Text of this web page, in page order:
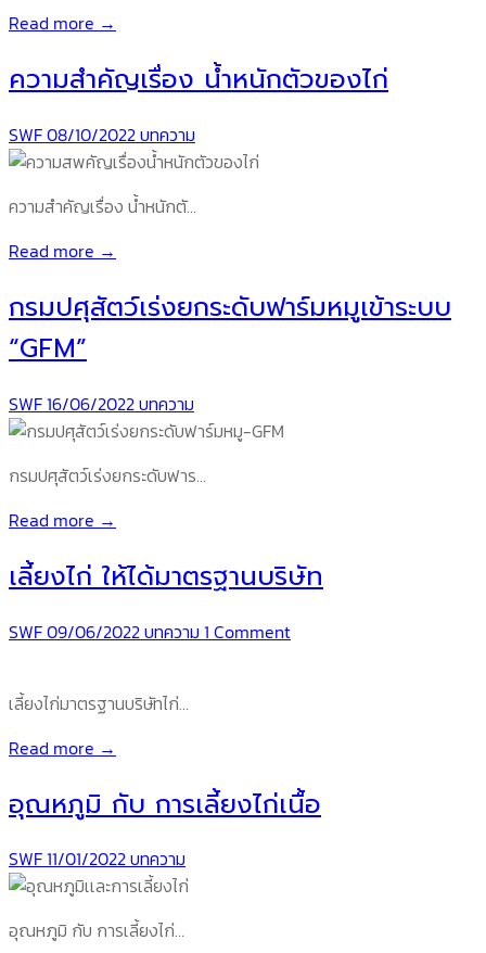
Read more →
ความสำคัญเรื่อง น้ำหนักตัวของไก่
SWF08/10/2022บทความ
ความสำคัญเรื่อง น้ำหนักตั…
Read more →
กรมปศุสัตว์เร่งยกระดับฟาร์มหมูเข้าระบบ
“GFM”
SWF16/06/2022บทความ
กรมปศุสัตว์เร่งยกระดับฟาร…
Read more →
เลี้ยงไก่ ให้ได้มาตรฐานบริษัท
SWF09/06/2022บทความ 1 Comment
เลี้ยงไก่มาตรฐานบริษัทไก่…
Read more →
อุณหภูมิ กับ การเลี้ยงไก่เนื้อ
SWF11/01/2022บทความ
อุณหภูมิ กับ การเลี้ยงไก่…